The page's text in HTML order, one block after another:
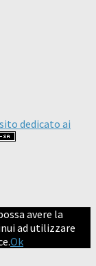
dedicato ai
avere la
ad utilizzare
Ok